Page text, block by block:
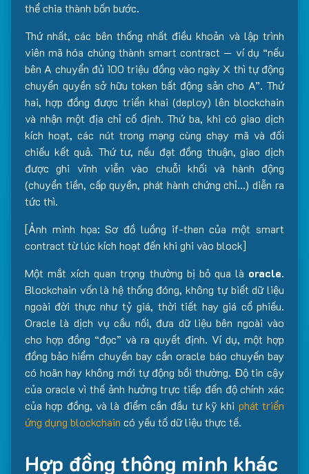
thể chia thành bốn bước.
Thứ nhất, các bên thống nhất điều khoản và lập trình
viên mã hóa chúng thành smart contract — ví dụ “nếu
bên A chuyển đủ 100 triệu đồng vào ngày X thì tự động
chuyển quyền sở hữu token bất động sản cho A”. Thứ
hai, hợp đồng được triển khai (deploy) lên blockchain
và nhận một địa chỉ cố định. Thứ ba, khi có giao dịch
kích hoạt, các nút trong mạng cùng chạy mã và đối
chiếu kết quả. Thứ tư, nếu đạt đồng thuận, giao dịch
được ghi vĩnh viễn vào chuỗi khối và hành động
(chuyển tiền, cấp quyền, phát hành chứng chỉ…) diễn ra
tức thì.
[Ảnh minh họa: Sơ đồ luồng if-then của một smart
contract từ lúc kích hoạt đến khi ghi vào block]
Một mắt xích quan trọng thường bị bỏ qua là oracle.
Blockchain vốn là hệ thống đóng, không tự biết dữ liệu
ngoài đời thực như tỷ giá, thời tiết hay giá cổ phiếu.
Oracle là dịch vụ cầu nối, đưa dữ liệu bên ngoài vào
cho hợp đồng “đọc” và ra quyết định. Ví dụ, một hợp
đồng bảo hiểm chuyến bay cần oracle báo chuyến bay
có hoãn hay không mới tự động bồi thường. Độ tin cậy
của oracle vì thế ảnh hưởng trực tiếp đến độ chính xác
của hợp đồng, và là điểm cần đầu tư kỹ khi phát triển
ứng dụng blockchain có yếu tố dữ liệu thực tế.
Hợp đồng thông minh khác